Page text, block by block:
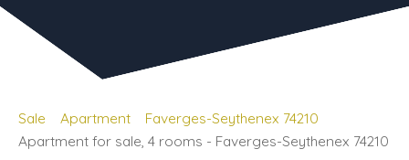
Sale Apartment
Faverges-Seythenex 74210
Apartment for sale, 4 rooms - Faverges-Seythenex 74210